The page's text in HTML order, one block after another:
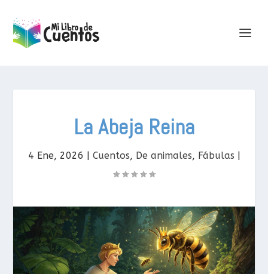
La Abeja Reina
4 Ene, 2026 | Cuentos, De animales, Fábulas |